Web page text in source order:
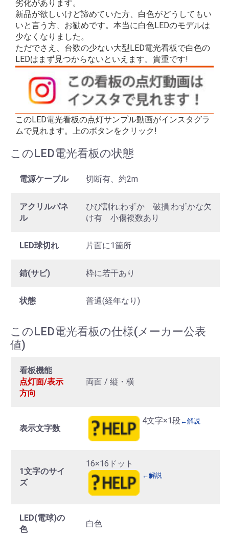
劣化があります。
新品が欲しいけど諦めていた方、白色がどうしてもい
いと言う方、お勧めです。本当に白色LEDのモデルは
少なくなりました。
ただでさえ、台数の少ない大型LED電光看板で白色の
LEDはまず見つからないといえます。貴重です!
このLED電光看板の点灯サンプル動画がインスタグラ
ムで見れます。上のボタンをクリック!
このLED電光看板の状態
電源ケーブル 切断有、約2m
アクリルパネ
ル
ひび割れ:わずか 破損:わずかな欠
け有 小傷複数あり
LED球切れ 片面に1箇所
錆(サビ) 枠に若干あり
状態 普通(経年なり)
このLED電光看板の仕様(メーカー公表
値)
看板機能
点灯面/表示
方向
両面 / 縦・横
表示文字数
4文字×1段←解説
1文字のサイ
ズ
16×16ドット
←解説
LED(電球)の
色
白色